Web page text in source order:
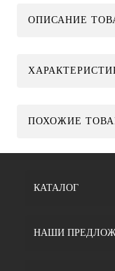
ОПИСАНИЕ
ПОХОЖИЕ
КАТАЛОГ
НАШИ